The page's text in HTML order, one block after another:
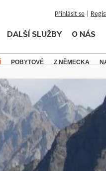
Přihlásit se
DALŠÍ SLUŽBY
O NÁS
POBYTOVÉ Z NĚMECKA